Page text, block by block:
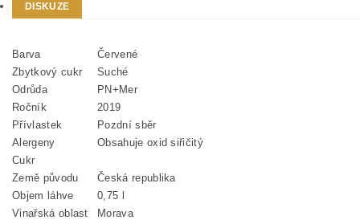
DISKUZE
Barva
Červené
Zbytkový cukr
Suché
Odrůda
PN+Mer
Ročník
2019
Přívlastek
Pozdní sběr
Alergeny
Obsahuje oxid siřičitý
Cukr
Země původu
Česká republika
Objem láhve
0,75 l
Vinařská oblast
Morava